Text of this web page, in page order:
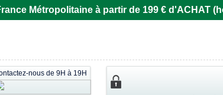
Métropolitaine à partir de 199 € d'ACHAT
nous de 9H à 19H